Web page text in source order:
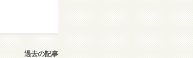
過去の記事